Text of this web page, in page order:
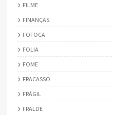
FILME
FINANÇAS
FOFOCA
FOLIA
FOME
FRACASSO
FRÁGIL
FRALDE